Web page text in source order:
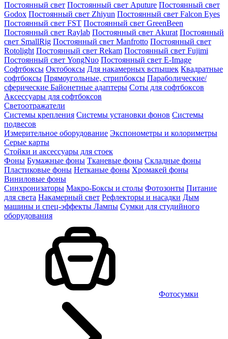
Постоянный свет Постоянный свет Aputure Постоянный свет
Godox Постоянный свет Zhiyun Постоянный свет Falcon Eyes
Постоянный свет FST Постоянный свет GreenBeen
Постоянный свет Raylab Постоянный свет Akurat Постоянный
свет SmallRig Постоянный свет Manfrotto Постоянный свет
Rotolight Постоянный свет Rekam Постоянный свет Fujimi
Постоянный свет YongNuo Постоянный свет E-Image
Софтбоксы Октобоксы Для накамерных вспышек Квадратные
софтбоксы Прямоугольные, стрипбоксы Параболические/
сферические Байонетныe адаптеры Соты для софтбоксов
Аксессуары для софтбоксов
Светоотражатели
Системы крепления Системы установки фонов Системы
подвесов
Измерительное оборудование Экспонометры и колориметры
Серые карты
Стойки и аксессуары для стоек
Фоны Бумажные фоны Тканевые фоны Складные фоны
Пластиковые фоны Нетканые фоны Хромакей фоны
Виниловые фоны
Синхронизаторы Макро-Боксы и столы Фотозонты Питание
для света Накамерный свет Рефлекторы и насадки Дым
машины и спец-эффекты Лампы Сумки для студийного
оборудования
Фотосумки